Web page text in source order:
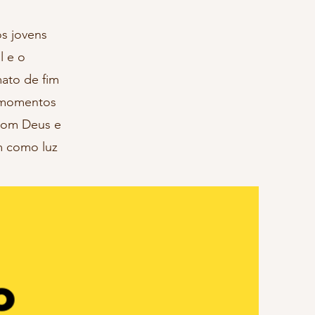
jovens
e o
de fim
Deus e
como luz